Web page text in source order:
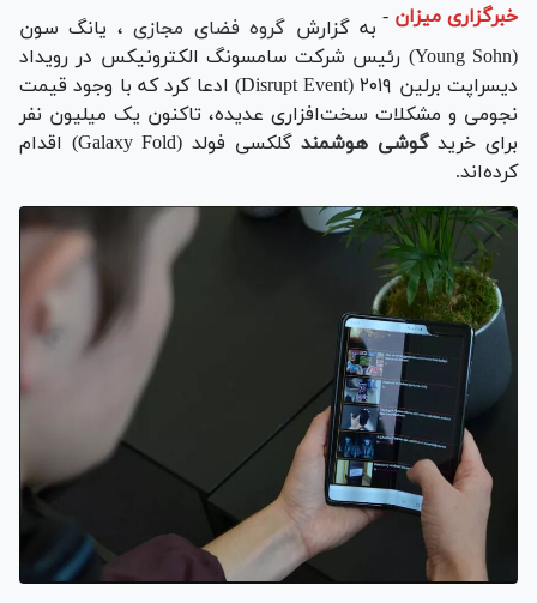
خبرگزاری میزان - به گزارش گروه فضای مجازی، یانگ سون
(Young Sohn) رئیس شرکت سامسونگ الکترونیکس در رویداد
دیسراپت برلین ۲۰۱۹ (Disrupt Event) ادعا کرد که با وجود قیمت
نجومی و مشکلات سخت‌افزاری عدیده، تاکنون یک میلیون نفر
برای خریدگوشی هوشمند
گلکسی فولد (Galaxy Fold) اقدام
کرده‌اند.